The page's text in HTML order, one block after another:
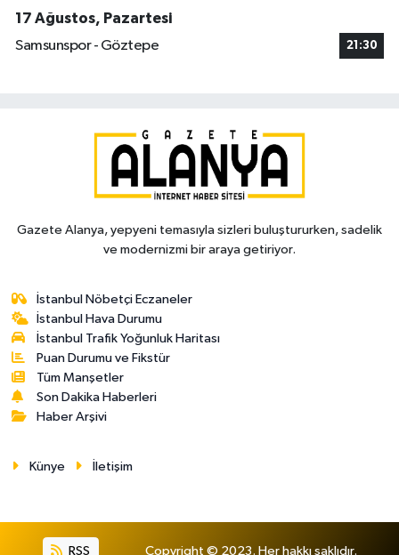
17 Ağustos, Pazartesi
Samsunspor - Göztepe
21:30
Gazete Alanya, yepyeni temasıyla sizleri buluştururken, sadelik
ve modernizmi bir araya getiriyor.
İstanbul Nöbetçi Eczaneler
İstanbul Hava Durumu
İstanbul Trafik Yoğunluk Haritası
Puan Durumu ve Fikstür
Tüm Manşetler
Son Dakika Haberleri
Haber Arşivi
Künye İletişim
RSS Copyright © 2023. Her hakkı saklıdır.